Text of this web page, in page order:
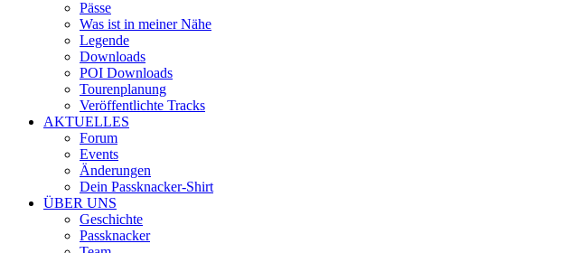
Pässe
Was ist in meiner Nähe
Legende
Downloads
POI Downloads
Tourenplanung
Veröffentlichte Tracks
AKTUELLES
Forum
Events
Änderungen
Dein Passknacker-Shirt
ÜBER UNS
Geschichte
Passknacker